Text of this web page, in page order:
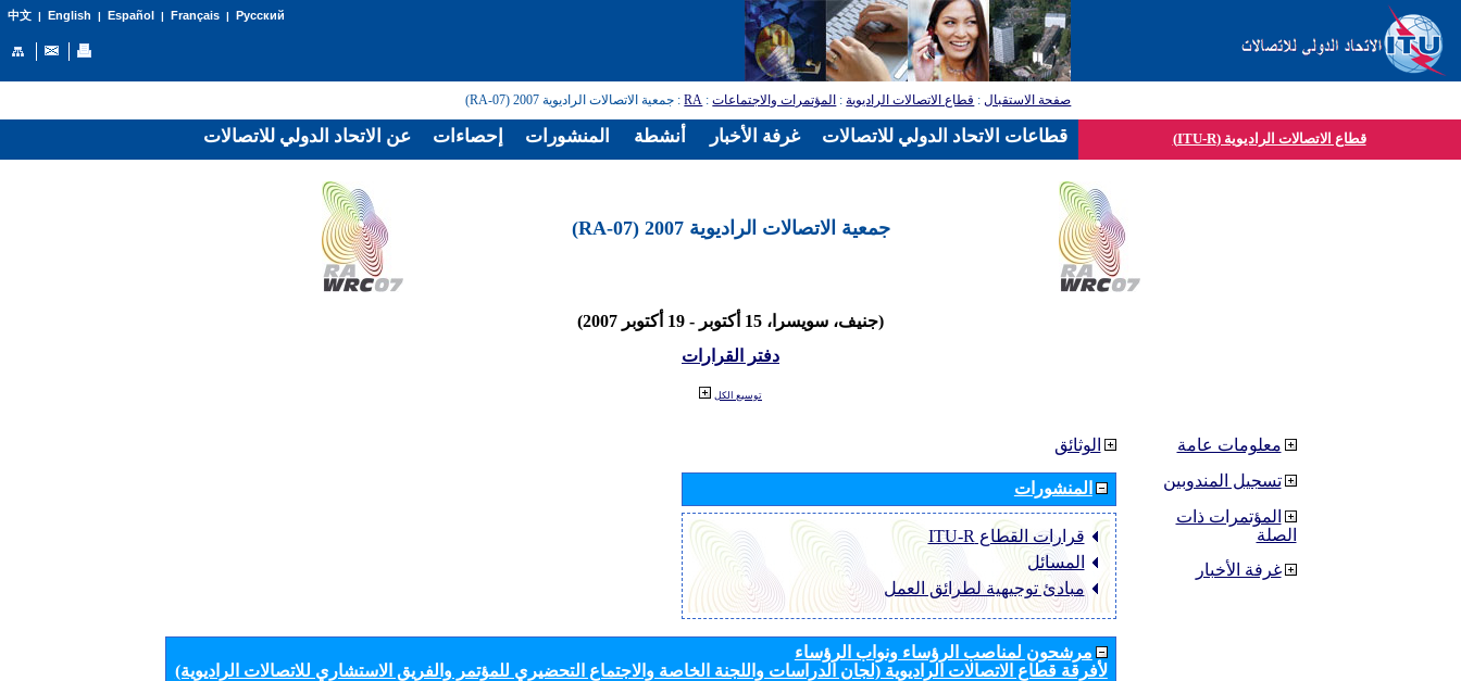
中文| English | Español | Français| Русский
صفحة الاستقبال: قطاع الاتصالات الراديوية: المؤتمرات والاجتماعات:
RA: جمعية الاتصالات الراديوية 2007 (RA-07)
قطاع الاتصالات الراديوية (ITU-R)
جمعية الاتصالات الراديوية 2007 (RA-07)
(جنيف، سويسرا، 15 أكتوبر - 19 أكتوبر 2007)
دفتر القرارات
توسيع الكل
الوثائق
المنشورات
قرارات القطاع ‏ITU-R
المسائل
مبادئ توجيهية لطرائق العمل
مرشحون لمناصب الرؤساء ونواب الرؤساء
لأفرقة قطاع الاتصالات الراديوية (لجان الدراسات واللجنة الخاصة والاجتماع التحضيري للمؤتمر والفريق الاستشاري للاتصالات الراديوية)
معلومات عامة
تسجيل المندوبين
المؤتمرات ذات
الصلة
غرفة الأخبار
عن الاتحاد الدولي للاتصالات إحصاءات المنشورات أنشطة غرفة الأخبار قطاعات الاتحاد الدولي للاتصالات